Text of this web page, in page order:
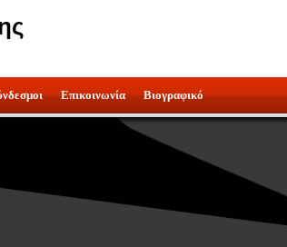
Επικοινωνία Βιογραφικό